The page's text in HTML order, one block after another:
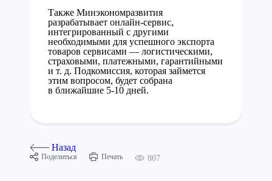
Также Минэкономразвития
разрабатывает онлайн-сервис,
интегрированный с другими
необходимыми для успешного экспорта
товаров сервисами — логистическими,
страховыми, платежными, гарантийными
и т. д. Подкомиссия, которая займется
этим вопросом, будет собрана
в ближайшие 5-10 дней.
Назад
Поделиться Печать 807